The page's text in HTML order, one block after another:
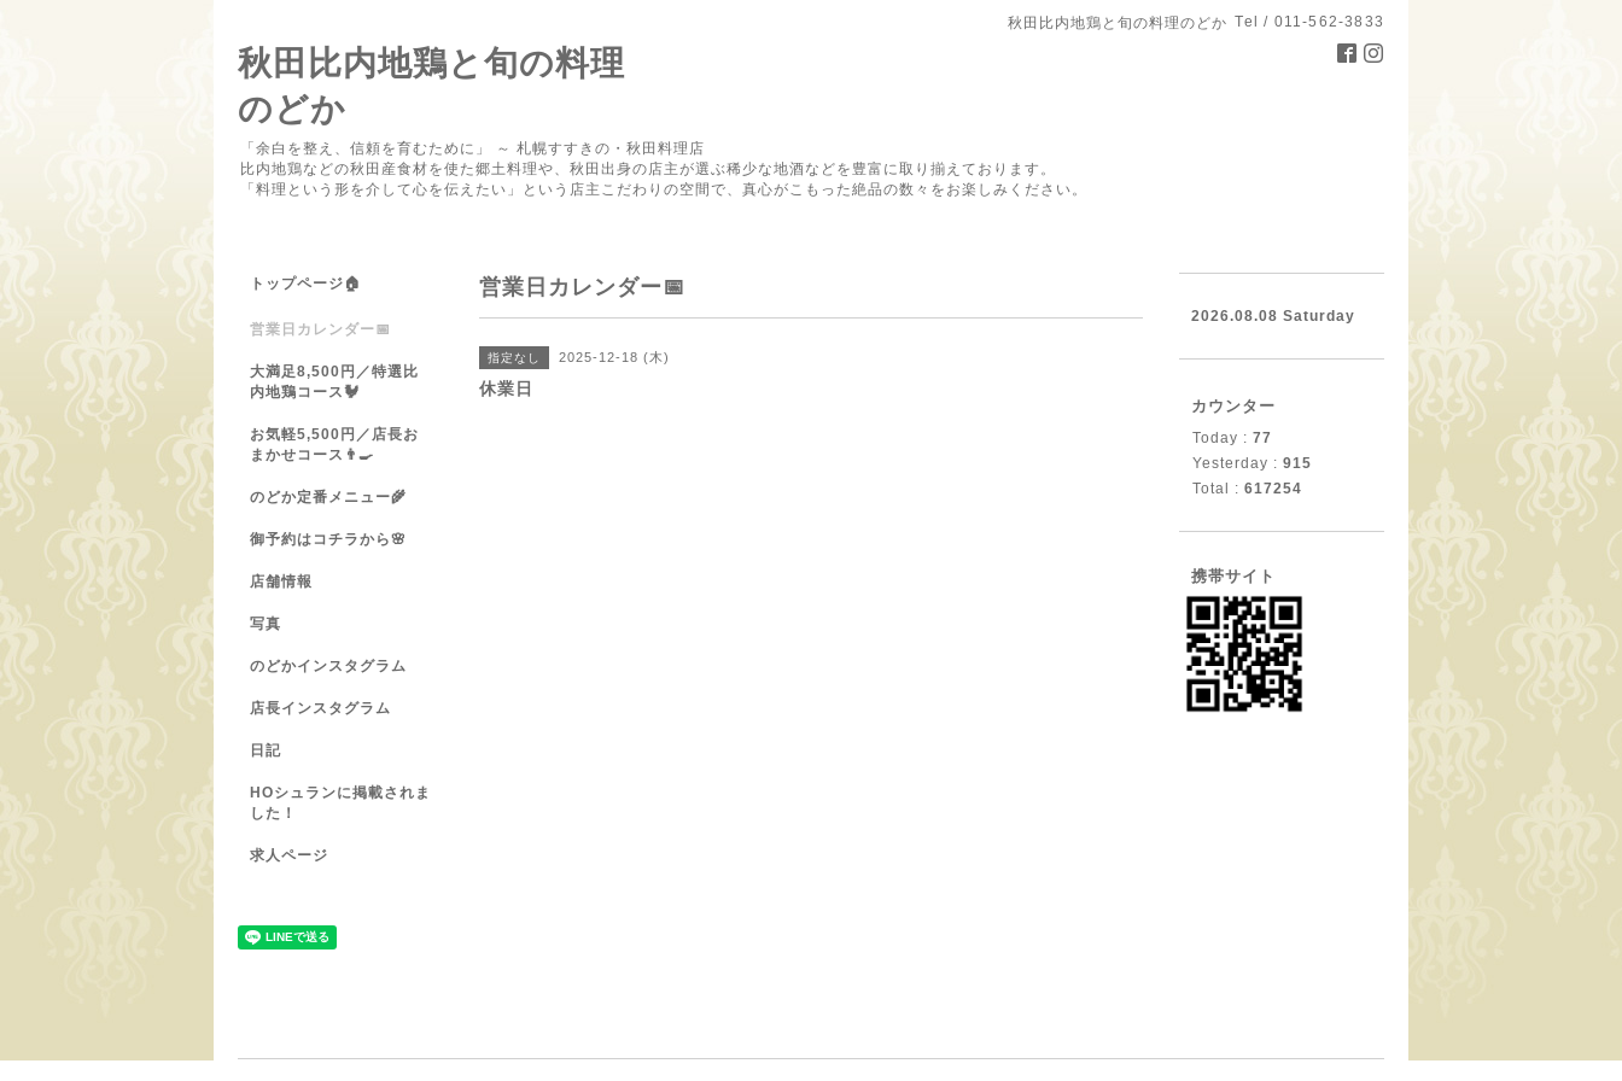
秋田比内地鶏と旬の料理のどか Tel / 011-562-3833
秋田比内地鶏と旬の料理
のどか
「余白を整え、信頼を育むために」 ～ 札幌すすきの・秋田料理店
比内地鶏などの秋田産食材を使た郷土料理や、秋田出身の店主が選ぶ稀少な地酒などを豊富に取り揃えております。
「料理という形を介して心を伝えたい」という店主こだわりの空間で、真心がこもった絶品の数々をお楽しみください。
営業日カレンダー📅
指定なし 2025-12-18 (木)
休業日
トップページ🏠
営業日カレンダー📅
大満足8,500円／特選比
内地鶏コース🐓
お気軽5,500円／店長お
まかせコース👨‍🍳
のどか定番メニュー🌾
御予約はコチラから🌸
店舗情報
写真
のどかインスタグラム
店長インスタグラム
日記
HOシュランに掲載されま
した！
求人ページ
2026.08.08 Saturday
カウンター
Today : 77
Yesterday : 915
Total : 617254
携帯サイト